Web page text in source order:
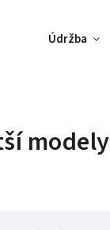
Údržba